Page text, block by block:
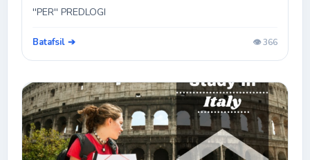
''PER'' PREDLOGI
Batafsil ➔ 👁️ 366